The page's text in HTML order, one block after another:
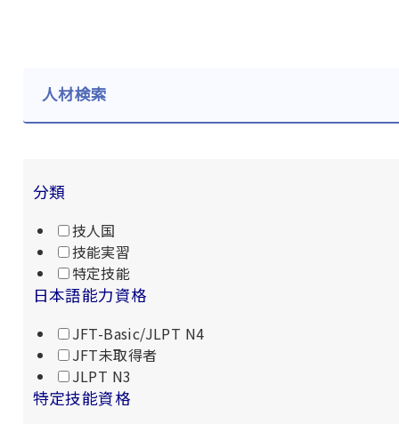
人材検索
分類
技人国
技能実習
特定技能
日本語能力資格
JFT-Basic/JLPT N4
JFT未取得者
JLPT N3
特定技能資格